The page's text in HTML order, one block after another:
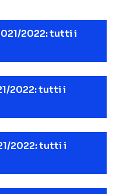
2022: tutti i
2022: tutti i
2022: tutti i